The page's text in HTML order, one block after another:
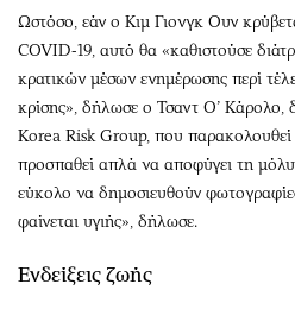
Ωστόσο, εάν ο Κιμ Γιονγκ Ουν
COVID-19, αυτό θα «καθιστούσε
κρατικών μέσων ενημέρωσης περί
κρίσης», δήλωσε ο Τσαντ Ο’ Κάρολο,
Korea Risk Group, που
προσπαθεί απλά να αποφύγει τη
εύκολο να δημοσιευθούν
φαίνεται υγιής», δήλωσε.
Ενδείξεις ζωής